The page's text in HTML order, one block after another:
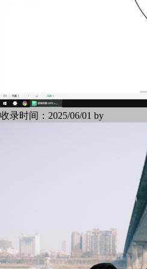
收录时间： 2025/06/01 by